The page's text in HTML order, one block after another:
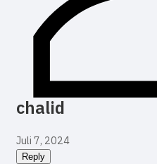
chalid
Juli 7, 2024
Reply